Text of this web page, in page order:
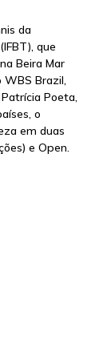
da
que
Beira Mar
WBS Brazil,
Poeta,
o
em duas
e Open.